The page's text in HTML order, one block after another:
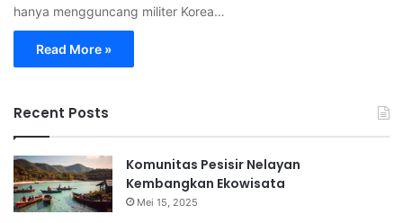
hanya mengguncang militer Korea…
Read More »
Recent Posts
Komunitas Pesisir Nelayan
Kembangkan Ekowisata
Mei 15, 2025